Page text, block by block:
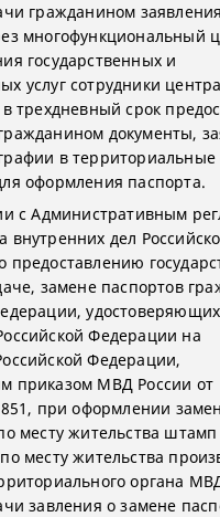
гражданином
многофункциональный
государственных и
услуг сотрудники
трехдневный срок
документы,
в территориальные
оформления паспорта.
с Административным
внутренних дел
предоставлению
замене паспортов
Федерации на
Федерации,
приказом МВД России от
при оформлении
месту жительства
месту жительства
органа
завления о замене